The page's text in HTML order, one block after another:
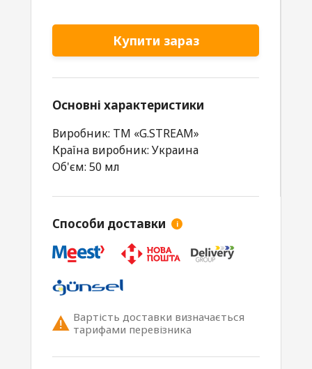
Купити зараз
Основні характеристики
Виробник: TM «G.STREAM»
Країна виробник: Украина
Об'єм: 50 мл
Способи доставки i
Вартість доставки визначається
тарифами перевізника